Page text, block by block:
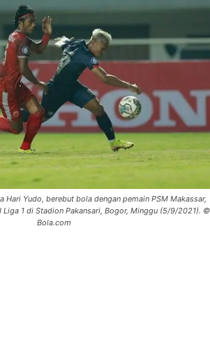
Hari Yudo, berebut bola dengan pemain PSM Makassar,
Liga 1 di Stadion Pakansari, Bogor, Minggu (5/9/2021). ©
Bola.com